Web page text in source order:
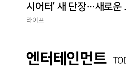
시어터’ 새 단장…새로운
험 선사
라이프
엔터테인먼트